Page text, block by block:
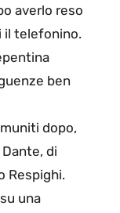
averlo reso
il telefonino.
ben
dopo,
di
Respighi.
una